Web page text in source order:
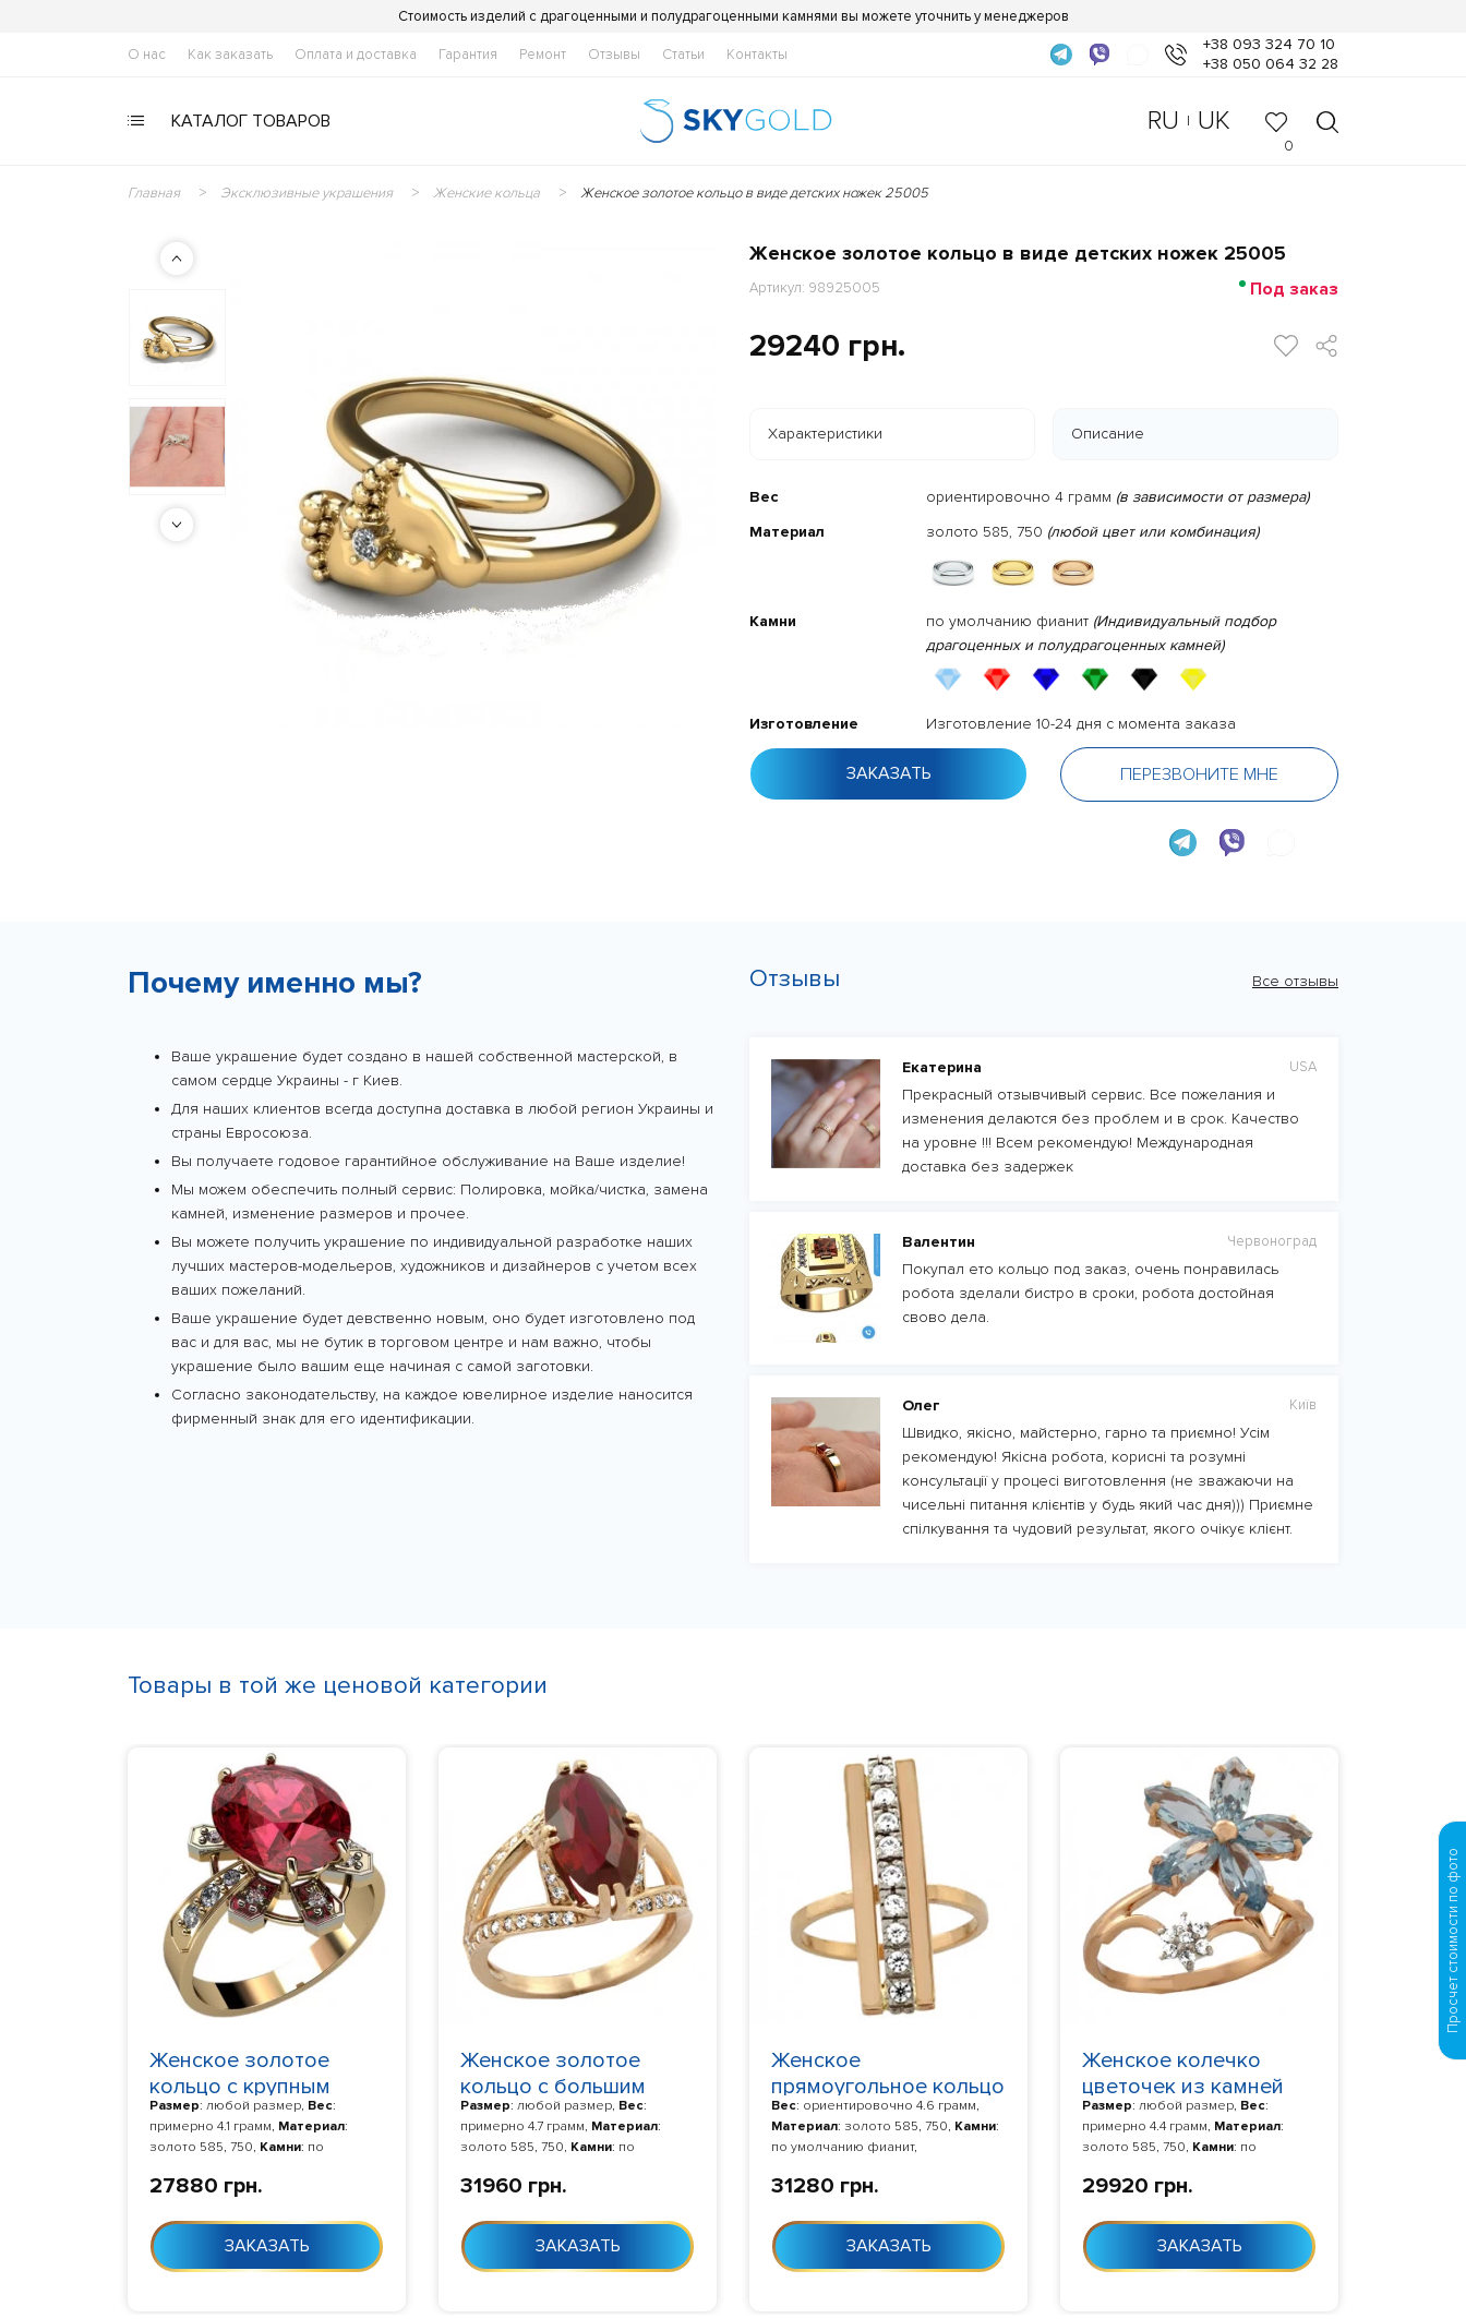
Стоимость изделий с драгоценными и полудрагоценными камнями вы можете уточнить у менеджеров
О нас Как заказать Оплата и доставка Гарантия Ремонт Отзывы Статьи Контакты
+38 093 324 70 10
+38 050 064 32 28
КАТАЛОГ ТОВАРОВ RU | UK
0
Главная Эксклюзивные украшения Женские кольца Женское золотое кольцо в виде детских ножек 25005
Женское золотое кольцо в виде детских ножек 25005
Артикул: 98925005 Под заказ
29240 грн.
Характеристики Описание
Вес ориентировочно 4 грамм (в зависимости от размера)
Материал
золото 585, 750 (любой цвет или комбинация)
Камни по умолчанию фианит (Индивидуальный подбор
драгоценных и полудрагоценных камней)
Изготовление Изготовление 10-24 дня с момента заказа
ЗАКАЗАТЬ ПЕРЕЗВОНИТЕ МНЕ
Почему именно мы?
Ваше украшение будет создано в нашей собственной мастерской, в
самом сердце Украины - г Киев.
Для наших клиентов всегда доступна доставка в любой регион Украины и
страны Евросоюза.
Вы получаете годовое гарантийное обслуживание на Ваше изделие!
Мы можем обеспечить полный сервис: Полировка, мойка/чистка, замена
камней, изменение размеров и прочее.
Вы можете получить украшение по индивидуальной разработке наших
лучших мастеров-модельеров, художников и дизайнеров с учетом всех
ваших пожеланий.
Ваше украшение будет девственно новым, оно будет изготовлено под
вас и для вас, мы не бутик в торговом центре и нам важно, чтобы
украшение было вашим еще начиная с самой заготовки.
Согласно законодательству, на каждое ювелирное изделие наносится
фирменный знак для его идентификации.
Отзывы Все отзывы
Екатерина USA
Прекрасный отзывчивый сервис. Все пожелания и
изменения делаются без проблем и в срок. Качество
на уровне !!! Всем рекомендую! Международная
доставка без задержек
Валентин Червоноград
Покупал ето кольцо под заказ, очень понравилась
робота зделали бистро в сроки, робота достойная
свово дела.
Олег Київ
Швидко, якісно, майстерно, гарно та приємно! Усім
рекомендую! Якісна робота, корисні та розумні
консультації у процесі виготовлення (не зважаючи на
чисельні питання клієнтів у будь який час дня))) Приємне
спілкування та чудовий результат, якого очікує клієнт.
Товары в той же ценовой категории
Женское золотое
кольцо с крупным
фианитом овальной
формы 1241
Размер: любой размер, Вес:
примерно 4.1 грамм, Материал:
золото 585, 750, Камни: по
Изготовление 10-24 дня с момента
27880 грн.
ЗАКАЗАТЬ
Женское золотое
кольцо с большим
овальным камнем
100610
Размер: любой размер, Вес:
примерно 4.7 грамм, Материал:
золото 585, 750, Камни: по
Изготовление 10-24 дня с момента
31960 грн.
ЗАКАЗАТЬ
Женское
прямоугольное кольцо
с дорожкой фианитов
100650
Вес: ориентировочно 4.6 грамм,
Материал: золото 585, 750, Камни:
по умолчанию фианит,
дня с момента заказа
31280 грн.
ЗАКАЗАТЬ
Женское колечко
цветочек из камней
100660
Размер: любой размер, Вес:
примерно 4.4 грамм, Материал:
золото 585, 750, Камни: по
Изготовление 10-24 дня с момента
29920 грн.
ЗАКАЗАТЬ
Просчет стоимости по фото